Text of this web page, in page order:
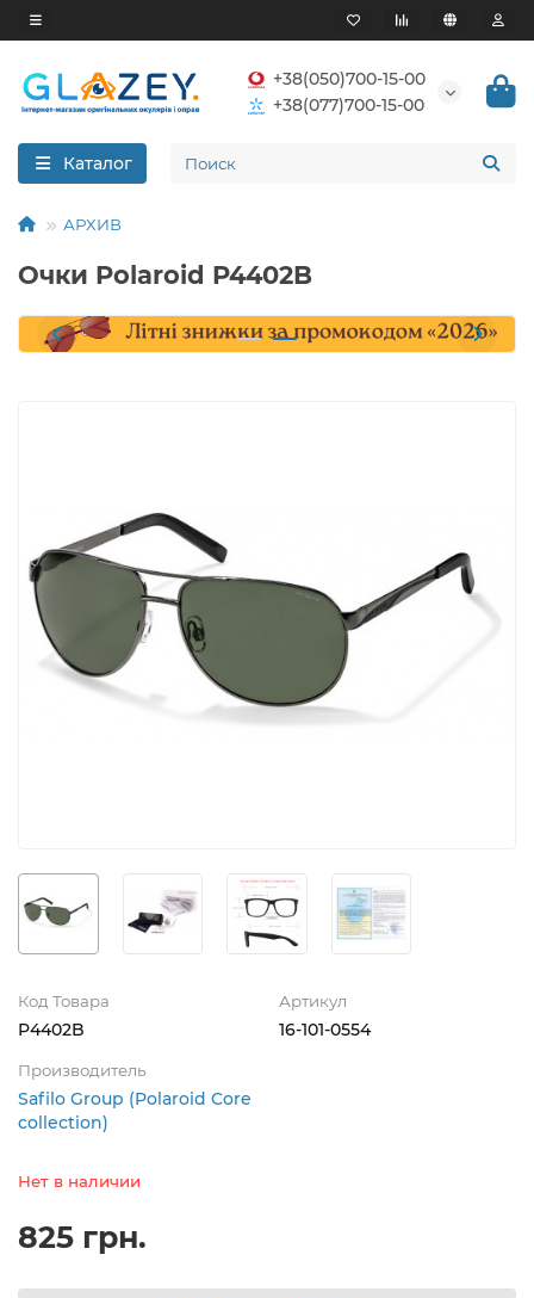
+38(050)700-15-00
+38(077)700-15-00
Каталог
АРХИВ
Очки Polaroid P4402B
Код Товара
P4402B
Артикул
16-101-0554
Производитель
Safilo Group (Polaroid Core
collection)
Нет в наличии
825 грн.